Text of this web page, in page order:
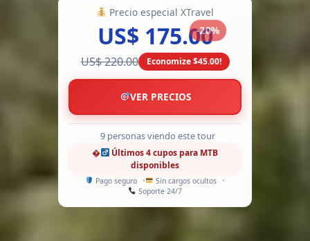
Precio especial XTravel
US$ 175.00
-20%
US$ 220.00 Economize $45.00!
VER PRECIOS
13 personas viendo este tour
�‍
Últimos 4 cupos para MTB
disponibles
Pago seguro
Sin cargos ocultos
Soporte 24/7